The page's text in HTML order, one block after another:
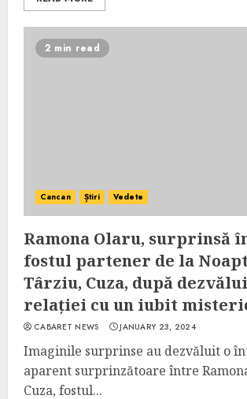
2 min read
Cancan Știri Vedete
Ramona Olaru, surprinsă
fostul partener de la
Târziu, Cuza, după
relației cu un iubit
CABARET NEWS JANUARY 23, 2024
Imaginile surprinse au dezvăluit o
aparent surprinzătoare între
Cuza, fostul...